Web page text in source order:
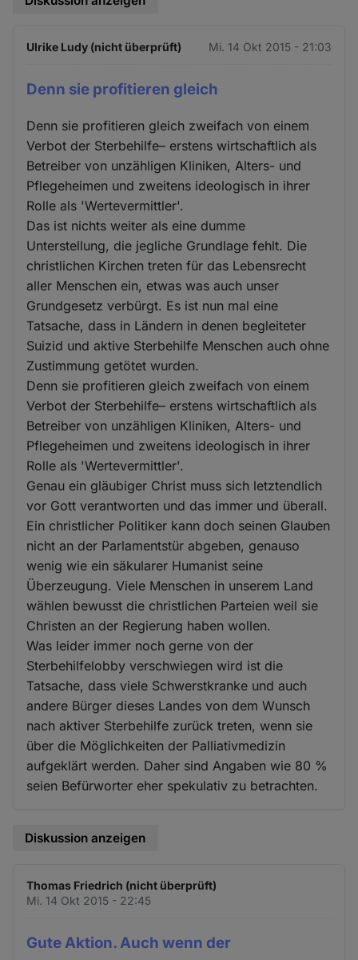
Ulrike Ludy (nicht überprüft) Mi. 14 Okt 2015 - 21:03
Denn sie profitieren gleich
Denn sie profitieren gleich zweifach von einem
Verbot der Sterbehilfe– erstens wirtschaftlich als
Betreiber von unzähligen Kliniken, Alters- und
Pflegeheimen und zweitens ideologisch in ihrer
Rolle als 'Wertevermittler'.
Das ist nichts weiter als eine dumme
Unterstellung, die jegliche Grundlage fehlt. Die
christlichen Kirchen treten für das Lebensrecht
aller Menschen ein, etwas was auch unser
Grundgesetz verbürgt. Es ist nun mal eine
Tatsache, dass in Ländern in denen begleiteter
Suizid und aktive Sterbehilfe Menschen auch ohne
Zustimmung getötet wurden.
Denn sie profitieren gleich zweifach von einem
Verbot der Sterbehilfe– erstens wirtschaftlich als
Betreiber von unzähligen Kliniken, Alters- und
Pflegeheimen und zweitens ideologisch in ihrer
Rolle als 'Wertevermittler'.
Genau ein gläubiger Christ muss sich letztendlich
vor Gott verantworten und das immer und überall.
Ein christlicher Politiker kann doch seinen Glauben
nicht an der Parlamentstür abgeben, genauso
wenig wie ein säkularer Humanist seine
Überzeugung. Viele Menschen in unserem Land
wählen bewusst die christlichen Parteien weil sie
Christen an der Regierung haben wollen.
Was leider immer noch gerne von der
Sterbehilfelobby verschwiegen wird ist die
Tatsache, dass viele Schwerstkranke und auch
andere Bürger dieses Landes von dem Wunsch
nach aktiver Sterbehilfe zurück treten, wenn sie
über die Möglichkeiten der Palliativmedizin
aufgeklärt werden. Daher sind Angaben wie 80 %
seien Befürworter eher spekulativ zu betrachten.
Diskussion anzeigen
Thomas Friedrich (nicht überprüft)
Mi. 14 Okt 2015 - 22:45
Gute Aktion. Auch wenn der